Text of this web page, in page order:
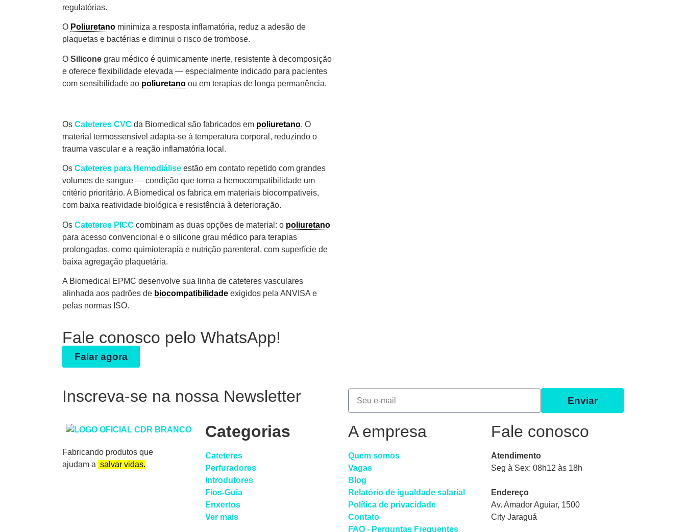
regulatórias.
O Poliuretano minimiza a resposta inflamatória, reduz a adesão de
plaquetas e bactérias e diminui o risco de trombose.
O Silicone grau médico é quimicamente inerte, resistente à decomposição
e oferece flexibilidade elevada — especialmente indicado para pacientes
com sensibilidade ao poliuretano ou em terapias de longa permanência.
Os Cateteres CVC da Biomedical são fabricados em poliuretano. O
material termossensível adapta-se à temperatura corporal, reduzindo o
trauma vascular e a reação inflamatória local.
Os Cateteres para Hemodiálise estão em contato repetido com grandes
volumes de sangue — condição que torna a hemocompatibilidade um
critério prioritário. A Biomedical os fabrica em materiais biocompativeis,
com baixa reatividade biológica e resistência à deterioração.
Os Cateteres PICC combinam as duas opções de material: o poliuretano
para acesso convencional e o silicone grau médico para terapias
prolongadas, como quimioterapia e nutrição parenteral, com superfície de
baixa agregação plaquetária.
A Biomedical EPMC desenvolve sua linha de cateteres vasculares
alinhada aos padrões de biocompatibilidade exigidos pela ANVISA e
pelas normas ISO.
Fale conosco pelo WhatsApp!
Falar agora
Inscreva-se na nossa Newsletter Enviar
Fabricando produtos que
ajudam a salvar vidas.
Categorias
Cateteres
Perfuradores
Introdutores
Fios-Guia
Enxertos
Ver mais
A empresa
Quem somos
Vagas
Blog
Relatório de igualdade salarial
Política de privacidade
Contato
FAQ - Perguntas Frequentes
Fale conosco
Atendimento
Seg à Sex: 08h12 às 18h
Endereço
Av. Amador Aguiar, 1500
City Jaraguá